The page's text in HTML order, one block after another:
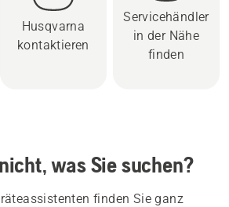
Husqvarna
kontaktieren
Servicehändler
in der Nähe
finden
was Sie suchen?
finden Sie ganz